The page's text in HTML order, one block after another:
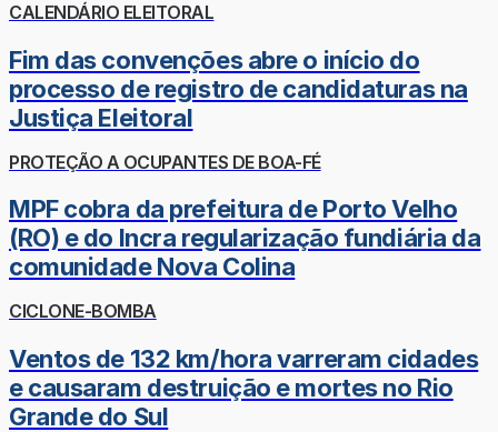
CALENDÁRIO ELEITORAL
Fim das convenções abre o início do
processo de registro de candidaturas na
Justiça Eleitoral
PROTEÇÃO A OCUPANTES DE BOA-FÉ
MPF cobra da prefeitura de Porto Velho
(RO) e do Incra regularização fundiária da
comunidade Nova Colina
CICLONE-BOMBA
Ventos de 132 km/hora varreram cidades
e causaram destruição e mortes no Rio
Grande do Sul